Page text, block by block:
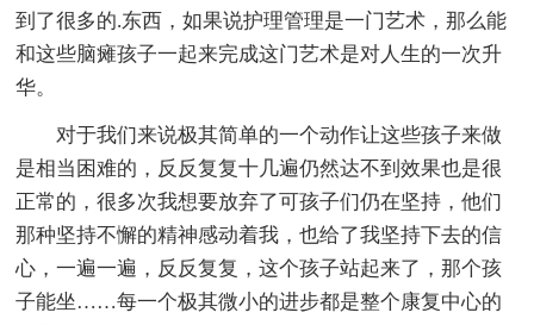
到了很多的.东西，如果说护理管理是一门艺术，那么能
和这些脑瘫孩子一起来完成这门艺术是对人生的一次升
华。
对于我们来说极其简单的一个动作让这些孩子来做
是相当困难的，反反复复十几遍仍然达不到效果也是很
正常的，很多次我想要放弃了可孩子们仍在坚持，他们
那种坚持不懈的精神感动着我，也给了我坚持下去的信
心，一遍一遍，反反复复，这个孩子站起来了，那个孩
子能坐……每一个极其微小的进步都是整个康复中心的